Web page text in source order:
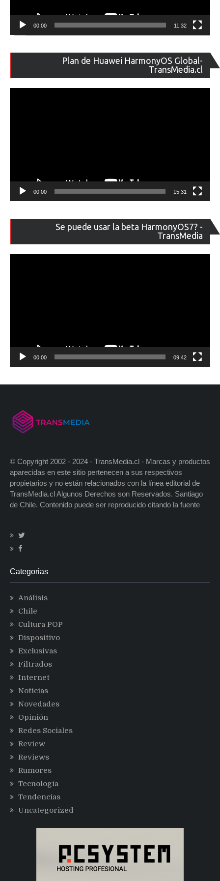
00:00 11:32
Plan de Huawei HarmonyOS Global-
TransMedia.cl
de
00:00 15:31
Se puede usar la beta HarmonyOS7? -
TransMedia
de
00:00 09:42
© Copyright 2002 - 2024 - TransMedia.cl - Marcas y productos
aparecidas en este sitio pertenecen a sus respectivos
propietarios y no están relacionados con la línea editorial de
TransMedia.cl Algunos Derechos son Reservados. Santiago
de Chile. Contenido puede ser reproducido citando la fuente
Categorias
Análisis
Chile
Cultura POP
Dispositivo
Exclusivas
Filtrados
Internet
Noticias
Novedades
Opinión
Redes Sociales
Review
Reviews
Rumores
Tecnología
Tendencias
Uncategorized